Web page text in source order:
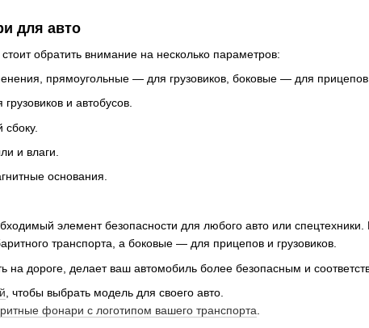
для авто
обратить внимание на несколько параметров:
прямоугольные — для грузовиков, боковые — для прицепов
и автобусов.
и влаги.
основания.
элемент безопасности для любого авто или спецтехники.
транспорта, а боковые — для прицепов и грузовиков.
дороге, делает ваш автомобиль более безопасным и
, чтобы выбрать модель для своего авто.
фонари с логотипом вашего транспорта